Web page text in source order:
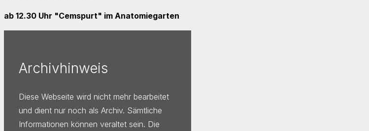
ab 12.30 Uhr "Cemspurt" im Anatomiegarten
Archivhinweis
Diese Webseite wird nicht mehr bearbeitet
und dient nur noch als Archiv. Sämtliche
Informationen können veraltet sein. Die